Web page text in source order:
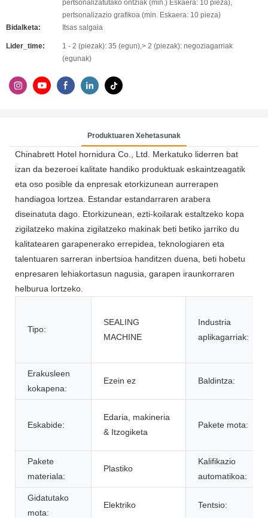
pertsonalizatutako ontziak (min.) Eskaera: 10 pieza),
pertsonalizazio grafikoa (min. Eskaera: 10 pieza)
Bidalketa:
Itsas salgaia
Lider_time:
1 - 2 (piezak): 35 (egun),> 2 (piezak): negoziagarriak
(egunak)
Produktuaren Xehetasunak
Chinabrett Hotel hornidura Co., Ltd. Merkatuko liderren bat
izan da bezeroei kalitate handiko produktuak eskaintzeagatik
eta oso posible da enpresak etorkizunean aurrerapen
handiagoa lortzea. Estandar estandarraren arabera
diseinatuta dago. Etorkizunean, ezti-koilarak estaltzeko kopa
zigilatzeko makina zigilatzeko makinak beti betiko jarriko du
kalitatearen garapenerako errepidea, teknologiaren eta
talentuaren sarreran inbertsioa handitzen duena, beti hobetu
enpresaren lehiakortasun nagusia, garapen iraunkorraren
helburua lortzeko.
Tipo:
SEALING
MACHINE
Industria
aplikagarriak:
Erakusleen
kokapena:
Ezein ez Baldintza:
Eskabide:
Edaria, makineria
& Itzogiketa
Pakete mota:
Pakete
materiala:
Plastiko
Kalifikazio
automatikoa:
Gidatutako
mota:
Elektriko Tentsio: